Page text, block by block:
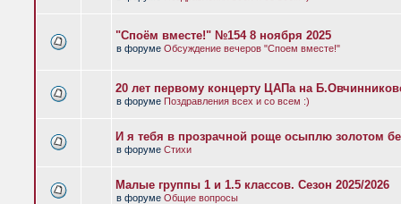
"Споём вместе!" №154 8 ноября 2025
в форуме Обсуждение вечеров "Споем вместе!"
20 лет первому концерту ЦАПа на
в форуме Поздравления всех и со всем :)
И я тебя в прозрачной роще осыплю золотом
в форуме Стихи
Малые группы 1 и 1.5 классов. Сезон 2025/2026
в форуме Общие вопросы